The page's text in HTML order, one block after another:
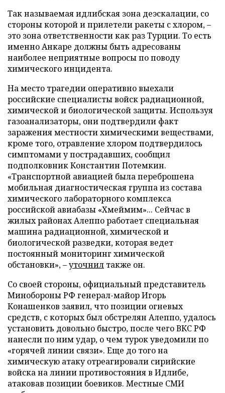
Так называемая идлибская зона деэскалации, со
стороны которой и прилетели ракеты с хлором, –
это зона ответственности как раз Турции. То есть
именно Анкаре должны быть адресованы
наиболее неприятные вопросы по поводу
химического инцидента.
На место трагедии оперативно выехали
российские специалисты войск радиационной,
химической и биологической защиты. Используя
газоанализаторы, они подтвердили факт
заражения местности химическими веществами,
кроме того, отравление хлором подтвердилось
симптомами у пострадавших, сообщил
подполковник Константин Потемкин.
«Транспортной авиацией была переброшена
мобильная диагностическая группа из состава
химического лабораторного комплекса
российской авиабазы «Хмеймим»... Сейчас в
жилых районах Алеппо работает специальная
машина радиационной, химической и
биологической разведки, которая ведет
постоянный мониторинг химической
обстановки», –уточнил также он.
Со своей стороны, официальный представитель
Минобороны РФ генерал-майор Игорь
Конашенков заявил, что позиции огневых
средств, с которых был обстрелян Алеппо, удалось
установить довольно быстро, после чего ВКС РФ
нанесли по ним удар, о чем турок уведомили по
«горячей линии связи». Еще до того на
химическую атаку отреагировали сирийские
войска на линии противостояния в Идлибе,
атаковав позиции боевиков. Местные СМИ